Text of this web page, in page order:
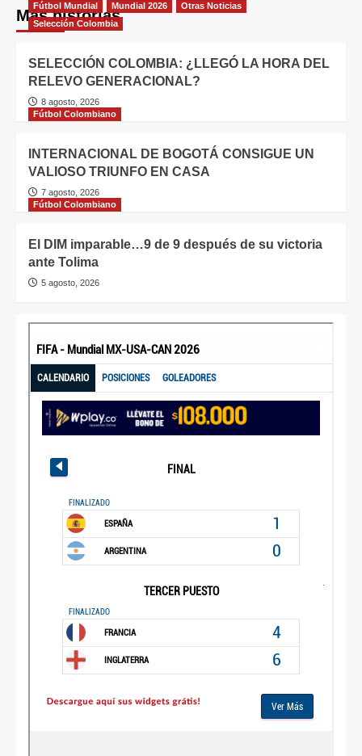
Más historias
Fútbol Mundial
Mundial 2026
Otras Noticias
Selección Colombia
SELECCIÓN COLOMBIA: ¿LLEGÓ LA HORA DEL
RELEVO GENERACIONAL?
8 agosto, 2026
Fútbol Colombiano
INTERNACIONAL DE BOGOTÁ CONSIGUE UN
VALIOSO TRIUNFO EN CASA
7 agosto, 2026
Fútbol Colombiano
El DIM imparable…9 de 9 después de su victoria
ante Tolima
5 agosto, 2026